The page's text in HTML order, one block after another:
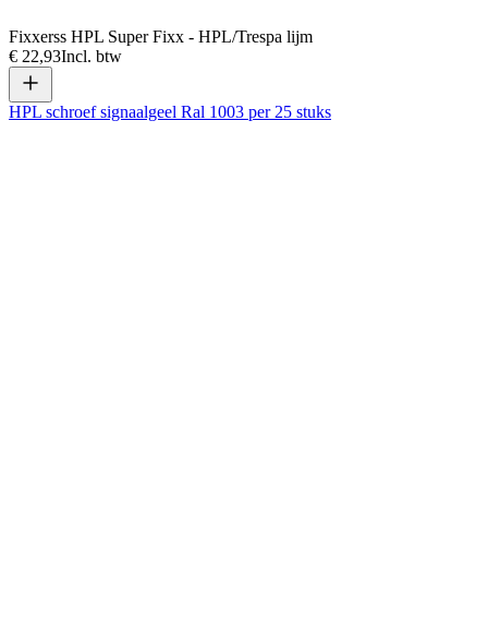
Fixxerss HPL Super Fixx - HPL/Trespa lijm
€ 22,93Incl. btw
HPL schroef signaalgeel Ral 1003 per 25 stuks